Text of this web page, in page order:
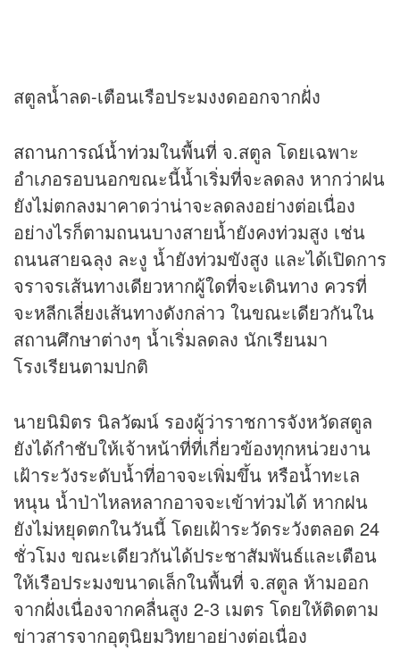
สตูลน้ำลด-เตือนเรือประมงงดออกจากฝั่ง
สถานการณ์น้ำท่วมในพื้นที่ จ.สตูล โดยเฉพาะ
อำเภอรอบนอกขณะนี้น้ำเริ่มที่จะลดลง หากว่าฝน
ยังไม่ตกลงมาคาดว่าน่าจะลดลงอย่างต่อเนื่อง
อย่างไรก็ตามถนนบางสายน้ำยังคงท่วมสูง เช่น
ถนนสายฉลุง ละงู น้ำยังท่วมขังสูง และได้เปิดการ
จราจรเส้นทางเดียวหากผู้ใดที่จะเดินทาง ควรที่
จะหลีกเลี่ยงเส้นทางดังกล่าว ในขณะเดียวกันใน
สถานศึกษาต่างๆ น้ำเริ่มลดลง นักเรียนมา
โรงเรียนตามปกติ
นายนิมิตร นิลวัฒน์ รองผู้ว่าราชการจังหวัดสตูล
ยังได้กำชับให้เจ้าหน้าที่ที่เกี่ยวข้องทุกหน่วยงาน
เฝ้าระวังระดับน้ำที่อาจจะเพิ่มขึ้น หรือน้ำทะเล
หนุน น้ำป่าไหลหลากอาจจะเข้าท่วมได้ หากฝน
ยังไม่หยุดตกในวันนี้ โดยเฝ้าระวัดระวังตลอด 24
ชั่วโมง ขณะเดียวกันได้ประชาสัมพันธ์และเตือน
ให้เรือประมงขนาดเล็กในพื้นที่ จ.สตูล ห้ามออก
จากฝั่งเนื่องจากคลื่นสูง 2-3 เมตร โดยให้ติดตาม
ข่าวสารจากอุตุนิยมวิทยาอย่างต่อเนื่อง